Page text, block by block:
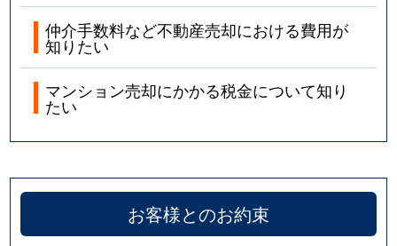
仲介手数料など不動産売却における費用が
知りたい
マンション売却にかかる税金について知り
たい
お客様とのお約束